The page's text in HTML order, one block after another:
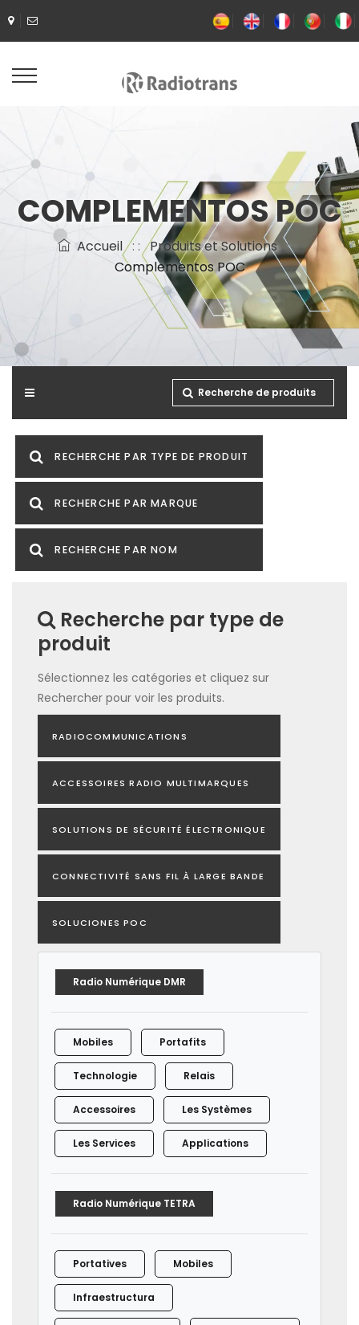
COMPLEMENTOS POC
Accueil: :Produits et Solutions : :
Complementos POC
Recherche de produits
RECHERCHE PAR TYPE DE PRODUIT
RECHERCHE PAR MARQUE
RECHERCHE PAR NOM
Recherche par type de
produit
Sélectionnez les catégories et cliquez sur
Rechercher pour voir les produits.
RADIOCOMMUNICATIONS
ACCESSOIRES RADIO MULTIMARQUES
SOLUTIONS DE SÉCURITÉ ÉLECTRONIQUE
CONNECTIVITÉ SANS FIL À LARGE BANDE
SOLUCIONES POC
Radio Numérique DMR
Mobiles Portafits
Technologie Relais
Accessoires Les Systèmes
Les Services Applications
Radio Numérique TETRA
Portatives Mobiles
Infraestructura